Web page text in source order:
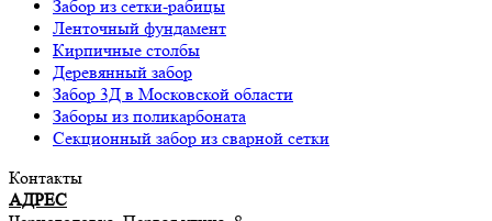
Забор из сетки-рабицы
Ленточный фундамент
Кирпичные столбы
Деревянный забор
Забор 3Д в Московской области
Заборы из поликарбоната
Секционный забор из сварной сетки
Контакты
АДРЕС